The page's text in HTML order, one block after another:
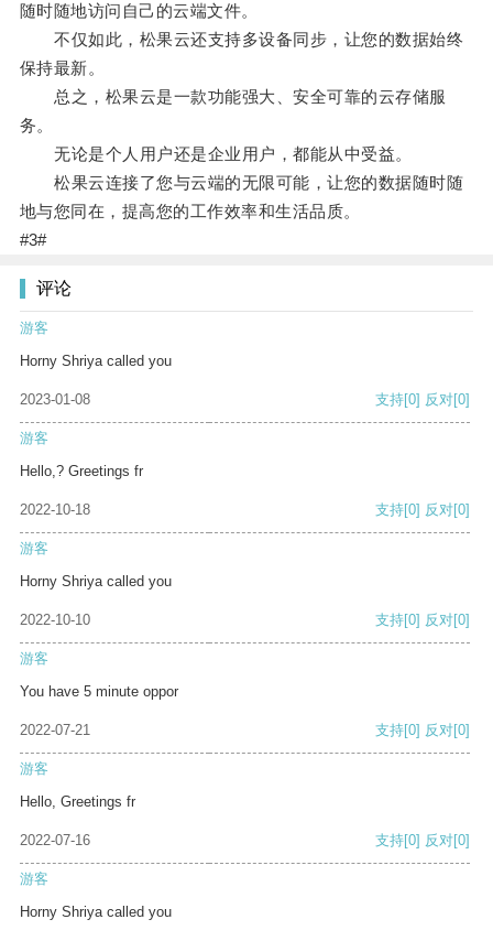
随时随地访问自己的云端文件。
不仅如此，松果云还支持多设备同步，让您的数据始终
保持最新。
总之，松果云是一款功能强大、安全可靠的云存储服
务。
无论是个人用户还是企业用户，都能从中受益。
松果云连接了您与云端的无限可能，让您的数据随时随
地与您同在，提高您的工作效率和生活品质。
#3#
评论
游客
Horny Shriya called you
2023-01-08 支持[0] 反对[0]
游客
Hello,? Greetings fr
2022-10-18 支持[0] 反对[0]
游客
Horny Shriya called you
2022-10-10 支持[0] 反对[0]
游客
You have 5 minute oppor
2022-07-21 支持[0] 反对[0]
游客
Hello, Greetings fr
2022-07-16 支持[0] 反对[0]
游客
Horny Shriya called you